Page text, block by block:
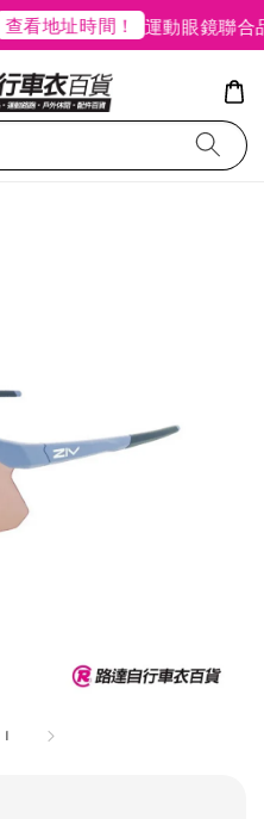
查看地址時間！ 運動眼鏡聯合
1